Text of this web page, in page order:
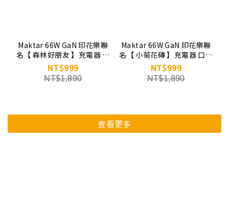
Maktar 66W GaN 印花樂聯
名【 森林好朋友 】充電器 口
袋快充 3孔快充 ★贈聯名收
納袋
NT$999
NT$1,890
Maktar 66W GaN 印花樂聯
名【 小菊花磚 】充電器 口袋
快充 3孔快充 ★贈聯名收納
袋
NT$999
NT$1,890
查看更多